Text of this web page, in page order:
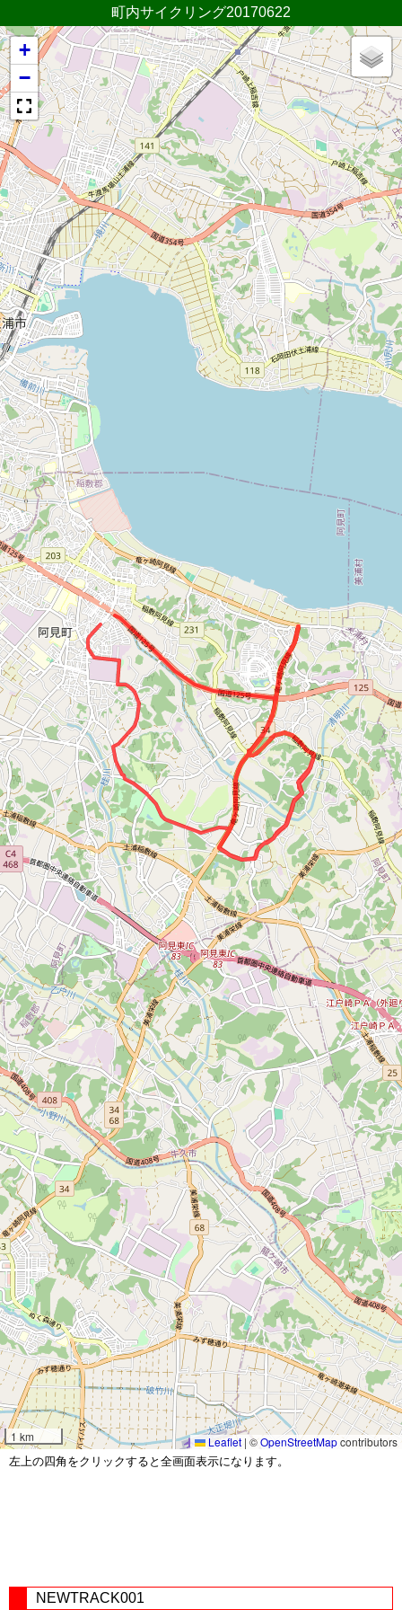
町内サイクリング20170622
+
−
1 km Leaflet | ©OpenStreetMapcontributors
左上の四角をクリックすると全画面表示になります。
NEWTRACK001